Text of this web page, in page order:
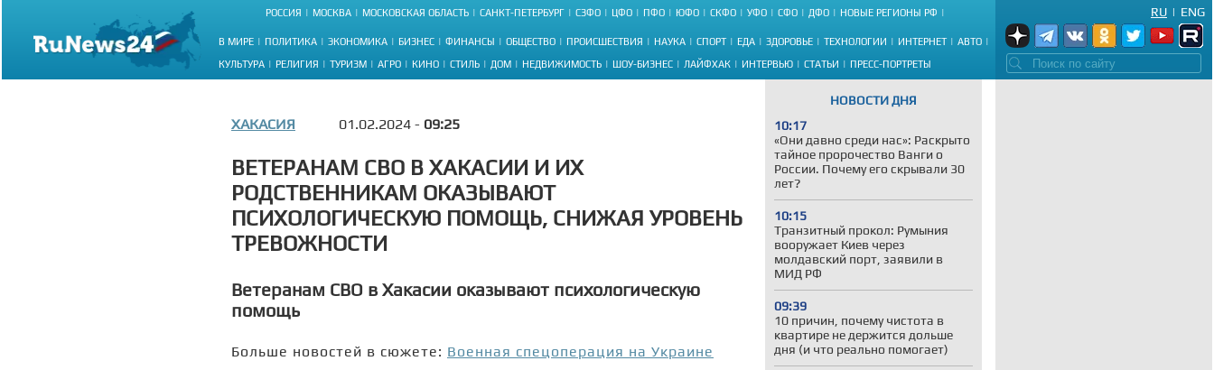
РОССИЯ МОСКВА МОСКОВСКАЯ ОБЛАСТЬ САНКТ-ПЕТЕРБУРГ СЗФО ЦФО ПФО ЮФО СКФО УФО СФО ДФО НОВЫЕ РЕГИОНЫ РФ
В МИРЕ ПОЛИТИКА ЭКОНОМИКА БИЗНЕС ФИНАНСЫ ОБЩЕСТВО ПРОИСШЕСТВИЯ НАУКА СПОРТ ЕДА ЗДОРОВЬЕ ТЕХНОЛОГИИ ИНТЕРНЕТ АВТО
КУЛЬТУРА РЕЛИГИЯ ТУРИЗМ АГРО КИНО СТИЛЬ ДОМ НЕДВИЖИМОСТЬ ШОУ-БИЗНЕС ЛАЙФХАК ИНТЕРВЬЮ СТАТЬИ ПРЕСС-ПОРТРЕТЫ
ENG
|
RU
НОВОСТИ ДНЯ
10:17
«Они давно среди нас»: Раскрыто
тайное пророчество Ванги о
России. Почему его скрывали 30
лет?
10:15
Транзитный прокол: Румыния
вооружает Киев через
молдавский порт, заявили в
МИД РФ
09:39
10 причин, почему чистота в
квартире не держится дольше
дня (и что реально помогает)
ХАКАСИЯ 01.02.2024 - 09:25
ВЕТЕРАНАМ СВО В ХАКАСИИ И ИХ
РОДСТВЕННИКАМ ОКАЗЫВАЮТ
ПСИХОЛОГИЧЕСКУЮ ПОМОЩЬ, СНИЖАЯ УРОВЕНЬ
ТРЕВОЖНОСТИ
Ветеранам СВО в Хакасии оказывают психологическую
помощь
Больше новостей в сюжете: Военная спецоперация на Украине